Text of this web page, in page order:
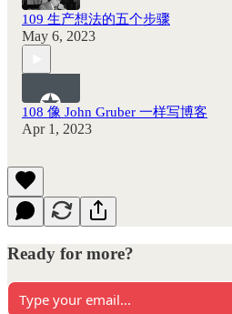
109 生产想法的五个步骤
May 6, 2023
108 像 John Gruber 一样写博客
Apr 1, 2023
Ready for more?